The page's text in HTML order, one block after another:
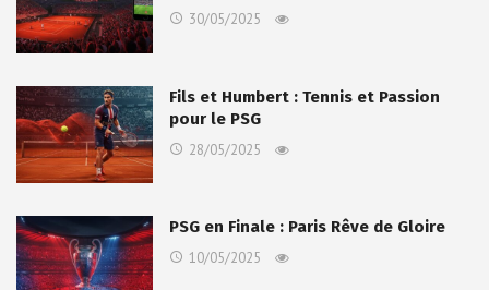
30/05/2025
Fils et Humbert : Tennis et Passion
pour le PSG
28/05/2025
PSG en Finale : Paris Rêve de Gloire
10/05/2025